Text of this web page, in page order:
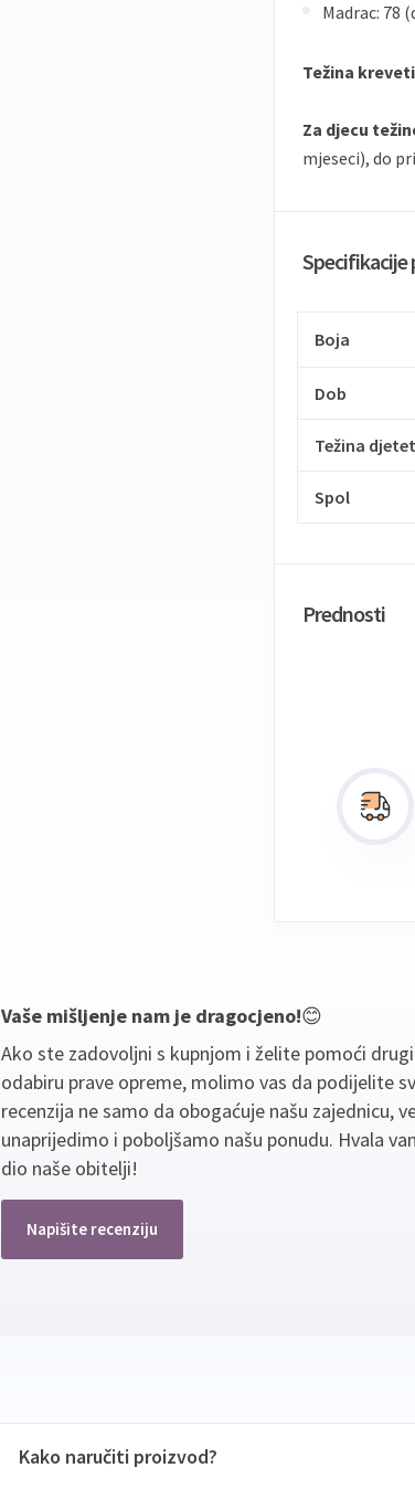
Madrac: 78
Težina
Za djecu
mjeseci), do
Specifikacije
Boja
Dob
Težina
Spol
Prednosti
Vaše mišljenje nam je dragocjeno!😊
Ako ste zadovoljni s kupnjom i želite pomoći
odabiru prave opreme, molimo vas da podijelite
recenzija ne samo da obogaćuje našu zajednicu,
unaprijedimo i poboljšamo našu ponudu. Hvala
dio naše obitelji!
Napišite recenziju
Kako naručiti proizvod?